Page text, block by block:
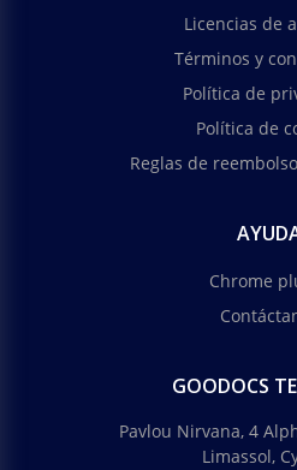
Licencias de
Términos y
Política de
Política de
Reglas de
Chrome
GOODOCS
Pavlou Nirvana, 4
Limassol,